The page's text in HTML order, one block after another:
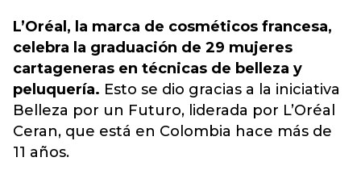
L’Oréal, la marca de cosméticos francesa,
celebra la graduación de 29 mujeres
cartageneras en técnicas de belleza y
peluquería. Esto se dio gracias a la iniciativa
Belleza por un Futuro, liderada por L’Oréal
Ceran, que está en Colombia hace más de
11 años.